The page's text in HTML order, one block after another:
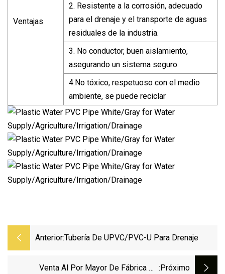
Ventajas
2. Resistente a la corrosión, adecuado
para el drenaje y el transporte de aguas
residuales de la industria.
3. No conductor, buen aislamiento,
asegurando un sistema seguro.
4.No tóxico, respetuoso con el medio
ambiente, se puede reciclar
Anterior:Tubería De UPVC/PVC-U Para Drenaje
Venta Al Por Mayor De Fábrica De :próximo